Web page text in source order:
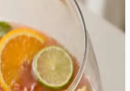
on täiuslik peojook, mis
särtsaka
süda peitub punase